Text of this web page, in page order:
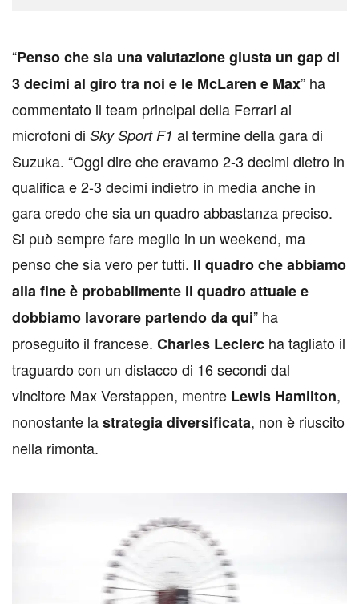
“Penso che sia una valutazione giusta un gap di
3 decimi al giro tra noi e le McLaren e Max” ha
commentato il team principal della Ferrari ai
microfoni di Sky Sport F1 al termine della gara di
Suzuka. “Oggi dire che eravamo 2-3 decimi dietro in
qualifica e 2-3 decimi indietro in media anche in
gara credo che sia un quadro abbastanza preciso.
Si può sempre fare meglio in un weekend, ma
penso che sia vero per tutti. Il quadro che abbiamo
alla fine è probabilmente il quadro attuale e
dobbiamo lavorare partendo da qui” ha
proseguito il francese. Charles Leclerc ha tagliato il
traguardo con un distacco di 16 secondi dal
vincitore Max Verstappen, mentre Lewis Hamilton,
nonostante lastrategia diversificata, non è riuscito
nella rimonta.